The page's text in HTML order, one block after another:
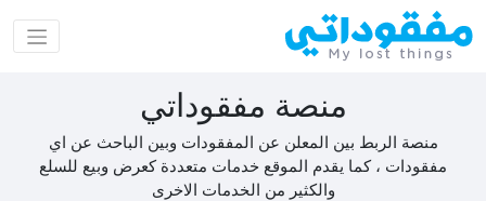
منصة مفقوداتي
منصة الربط بين المعلن عن المفقودات وبين الباحث عن اي
مفقودات ، كما يقدم الموقع خدمات متعددة كعرض وبيع للسلع
والكثير من الخدمات الاخرى